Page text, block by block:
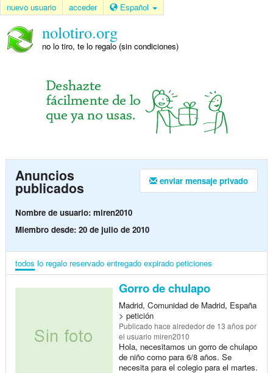
nuevo usuario acceder Español
nolotiro.org
no lo tiro, te lo regalo (sin condiciones)
enviar mensaje privado
Anuncios
publicados
Nombre de usuario: miren2010
Miembro desde: 20 de julio de 2010
todos lo regalo reservado entregado expirado peticiones
Gorro de chulapo
Madrid, Comunidad de Madrid, España
> petición
Publicado hace alrededor de 13 añospor
el usuario miren2010
Hola, necesitamos un gorro de chulapo
de niño como para 6/8 años. Se
necesita para el colegio para el martes.